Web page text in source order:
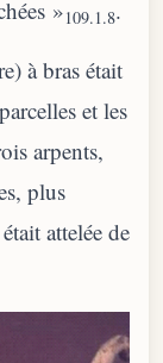
»109.1.8.
à bras était
et les
arpents,
plus
attelée de